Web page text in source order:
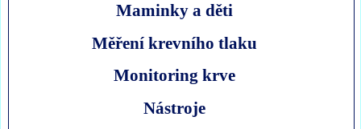
Maminky a děti
Měření krevního tlaku
Monitoring krve
Nástroje